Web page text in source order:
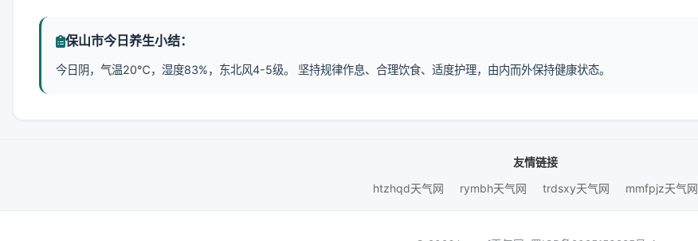
保山市今日养生小结：
今日阴，气温20℃，湿度83%，东北风4-5级。 坚持规律作息、合理饮食、适度护理，由内而外保持健康状态。
友情链接
htzhqd天气网
rymbh天气网 trdsxy天气网 mmfpjz天气网